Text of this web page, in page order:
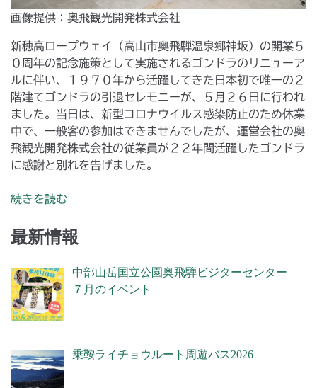
画像提供：奥飛観光開発株式会社
新穂高ロープウェイ（高山市奥飛騨温泉郷神坂）の開業５
０周年の記念施策として実施されるゴンドラのリニューア
ルに伴い、１９７０年から活躍してきた日本初で唯一の２
階建てゴンドラの引退セレモニーが、５月２６日に行われ
ました。当日は、新型コロナウイルス感染防止のため休業
中で、一般客の参加はできませんでしたが、運営会社の奥
飛観光開発株式会社の従業員が２２年間活躍したゴンドラ
に感謝と別れを告げました。
続きを読む
最新情報
中部山岳国立公園奥飛騨ビジターセンター
７月のイベント
乗鞍ライチョウルート周遊バス2026